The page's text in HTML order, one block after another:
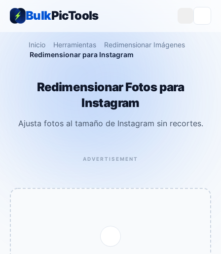
BulkPicTools
Inicio Herramientas
Redimensionar Imágenes
Redimensionar para Instagram
Redimensionar Fotos para
Instagram
Ajusta fotos al tamaño de Instagram sin recortes.
ADVERTISEMENT